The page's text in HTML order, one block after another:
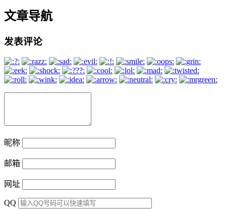
文章导航
发表评论
昵称
邮箱
网址
QQ